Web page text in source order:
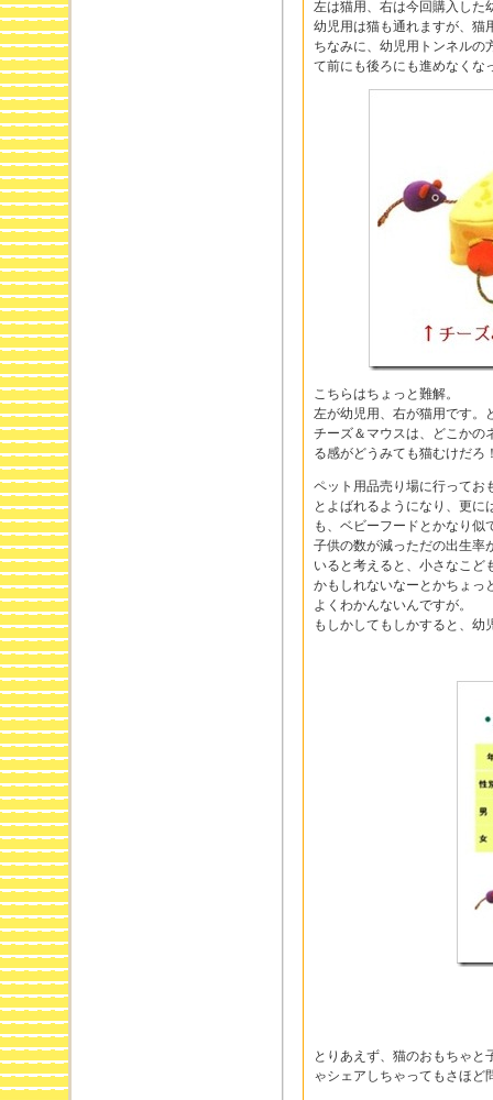
左は猫用、右は今回購入した
幼児用は猫も通れますが、猫
ちなみに、幼児用トンネルの
て前にも後ろにも進めなくな
こちらはちょっと難解。
左が幼児用、右が猫用です。
チーズ＆マウスは、どこかの
る感がどうみても猫むけだろ
ペット用品売り場に行ってお
とよばれるようになり、更
も、ベビーフードとかなり似
子供の数が減っただの出生率
いると考えると、小さなこど
かもしれないなーとかちょっ
よくわかんないんですが。
もしかしてもしかすると、
とりあえず、猫のおもちゃ
ゃシェアしちゃってもさほど